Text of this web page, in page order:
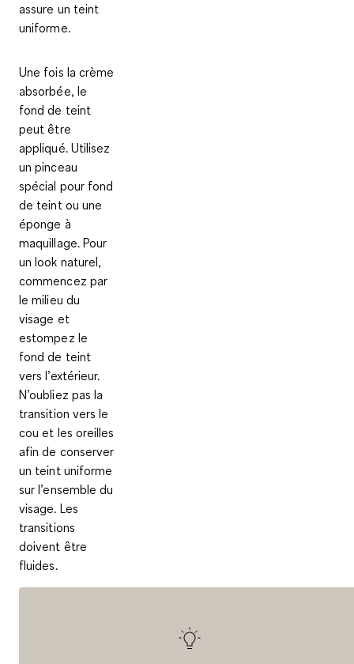
assure un teint
uniforme.
Une fois la crème
absorbée, le
fond de teint
peut être
appliqué. Utilisez
un pinceau
spécial pour fond
de teint ou une
éponge à
maquillage. Pour
un look naturel,
commencez par
le milieu du
visage et
estompez le
fond de teint
vers l’extérieur.
N’oubliez pas la
transition vers le
cou et les oreilles
afin de conserver
un teint uniforme
sur l’ensemble du
visage. Les
transitions
doivent être
fluides.